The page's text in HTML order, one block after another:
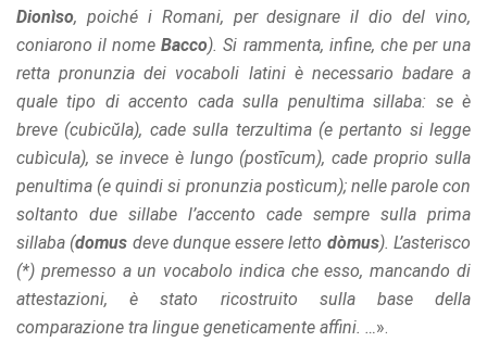
Dionìso, poiché i Romani, per designare il dio del vino,
coniarono il nomeBacco). Si rammenta, infine, che per una
retta pronunzia dei vocaboli latini è necessario badare a
quale tipo di accento cada sulla penultima sillaba: se è
breve (cubicŭla), cade sulla terzultima (e pertanto si legge
cubìcula), se invece è lungo (postīcum), cade proprio sulla
penultima (e quindi si pronunzia postìcum); nelle parole con
soltanto due sillabe l’accento cade sempre sulla prima
sillaba (domus deve dunque essere letto dòmus). L’asterisco
(*) premesso a un vocabolo indica che esso, mancando di
attestazioni, è stato ricostruito sulla base della
comparazione tra lingue geneticamente affini. …».